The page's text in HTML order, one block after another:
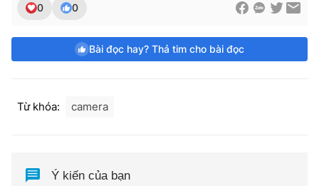
0 0
Bài đọc hay? Thả tim cho bài đọc
Từ khóa: camera
Ý kiến của bạn